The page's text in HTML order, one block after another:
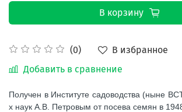
(0)
В избранное
Добавить в сравнение
В корзину
Получен в Институте садоводства (ныне
х наук А.В. Петровым от посева семян в